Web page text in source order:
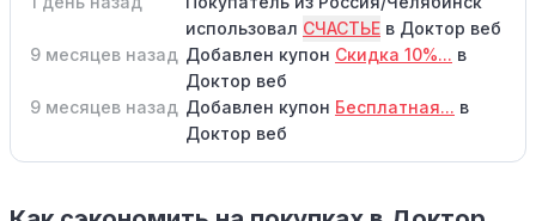
использовал СЧАСТЬЕ в Доктор веб
9 месяцев назад Добавлен купон Скидка 10%... в
Доктор веб
9 месяцев назад Добавлен купон Бесплатная... в
Доктор веб